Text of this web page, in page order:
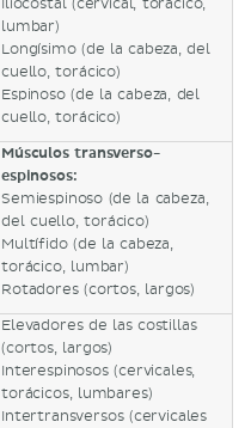
Iliocostal (cervical, torácico,
lumbar)
Longísimo (de la cabeza, del
cuello, torácico)
Espinoso (de la cabeza, del
cuello, torácico)
Músculos transverso-
espinosos:
Semiespinoso (de la cabeza,
del cuello, torácico)
Multífido (de la cabeza,
torácico, lumbar)
Rotadores (cortos, largos)
Elevadores de las costillas
(cortos, largos)
Interespinosos (cervicales,
torácicos, lumbares)
Intertransversos (cervicales